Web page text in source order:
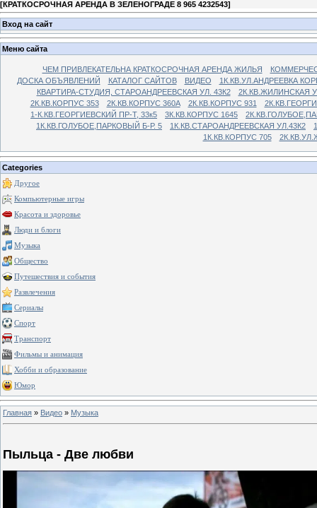
[КРАТКОСРОЧНАЯ АРЕНДА В ЗЕЛЕНОГРАДЕ 8 965 4232543]
Вход на сайт
Меню сайта
ЧЕМ ПРИВЛЕКАТЕЛЬНА КРАТКОСРОЧНАЯ АРЕНДА ЖИЛЬЯ
ДОСКА ОБЪЯВЛЕНИЙ
КАТАЛОГ САЙТОВ ВИДЕО
1К.КВ.УЛ.АНДРЕЕВКА
КВАРТИРА-СТУДИЯ, СТАРОАНДРЕЕВСКАЯ УЛ. 43К2
2К.КВ.ЖИЛИНСКАЯ
2К.КВ.КОРПУС 353
2К.КВ.КОРПУС 360А 2К.КВ.КОРПУС 931
1-К.КВ.ГЕОРГИЕВСКИЙ ПР-Т, 33к5
3К.КВ.КОРПУС 1645
1К.КВ.ГОЛУБОЕ,ПАРКОВЫЙ Б-Р. 5
1К.КВ.СТАРОАНДРЕЕВСКАЯ УЛ.43К2
1К.КВ.КОРПУС 705
Categories
Другое
Компьютерные игры
Красота и здоровье
Люди и блоги
Музыка
Общество
Путешествия и события
Развлечения
Сериалы
Спорт
Транспорт
Фильмы и анимация
Хобби и образование
Юмор
Главная » Видео » Музыка
Пыльца - Две любви